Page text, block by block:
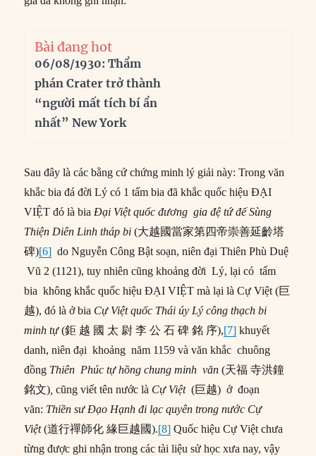
Bài đang hot
06/08/1930: Thẩm
phán Crater trở thành
“người mất tích bí ẩn
nhất” New York
Sau đây là các bằng cứ chứng minh lý giải này: Trong văn
khắc bia đá đời Lý có 1 tấm bia đã khắc quốc hiệu ĐẠI
VIỆT đó là biaĐại Việt quốc đương gia đệ tứ đế Sùng
Thiện Diên Linh tháp bi(大越國當家第四帝崇善延齡塔
碑)[6] do Nguyễn Công Bật soạn, niên đại Thiên Phù Duệ
Vũ 2 (1121), tuy nhiên cũng khoảng đời Lý, lại có tấm
bia không khắc quốc hiệu ĐẠI VIỆT mà lại là Cự Việt (巨
越), đó là ở bia Cự Việt quốc Thái úy Lý công thạch bi
minh tự(鉅 越 國 太 尉 李 公 石 碑 銘 序),[7] khuyết
danh, niên đại khoảng năm 1159 và văn khắc chuông
đồng Thiên Phúc tự hồng chung minh văn(天福 寺洪鐘
銘文) ,cũng viết tên nước là Cự Việt(巨越) ở đoạn
văn: Thiền sư Đạo Hạnh đi lạc quyên trong nước Cự
Việt(道行禪師化 緣巨越國).[8] Quốc hiệu Cự Việt chưa
từng được ghi nhận trong các tài liệu sử học xưa nay, vậy